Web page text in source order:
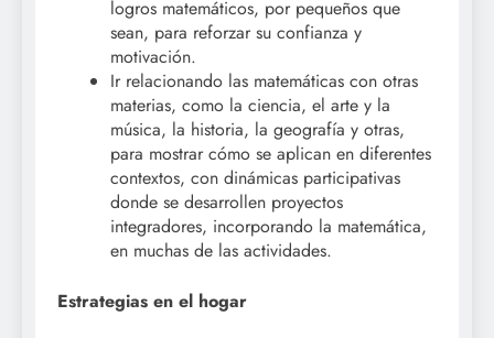
logros matemáticos, por pequeños que
sean, para reforzar su confianza y
motivación.
Ir relacionando las matemáticas con otras
materias, como la ciencia, el arte y la
música, la historia, la geografía y otras,
para mostrar cómo se aplican en diferentes
contextos, con dinámicas participativas
donde se desarrollen proyectos
integradores, incorporando la matemática,
en muchas de las actividades.
Estrategias en el hogar